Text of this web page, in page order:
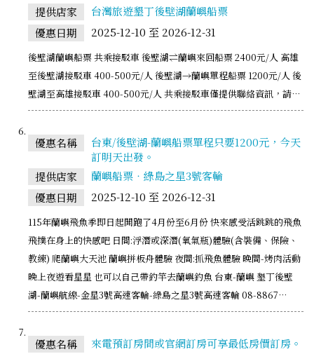
提供店家
台灣旅遊墾丁後壁湖蘭嶼船票
優惠日期
2025-12-10 至 2026-12-31
後壁湖蘭嶼船票 共乘接駁車 後壁湖⇌蘭嶼來回船票 2400元/人 高雄
至後壁湖接駁車 400-500元/人 後壁湖→蘭嶼單程船票 1200元/人 後
壁湖至高雄接駁車 400-500元/人 共乘接駁車僅提供聯絡資訊，請…
優惠名稱
台東/後壁湖-蘭嶼船票單程只要1200元，今天
訂明天出發。
提供店家
蘭嶼船票‧綠島之星3號客輪
優惠日期
2025-12-10 至 2026-12-31
115年蘭嶼飛魚季即日起開跑了4月份至6月份 快來感受活跳跳的飛魚
飛撲在身上的快感吧 日間:浮潛或深潛(氧氣瓶)體驗(含裝備、保險、
教練) 爬蘭嶼大天池 蘭嶼拼板舟體驗 夜間:抓飛魚體驗 晚間-烤肉活動
晚上夜遊看星星 也可以自己帶釣竿去蘭嶼釣魚 台東-蘭嶼 墾丁後壁
湖-蘭嶼航線-金星3號高速客輪-綠島之星3號高速客輪 08-8867…
優惠名稱
來電預訂房間或官網訂房可享最低房價訂房。